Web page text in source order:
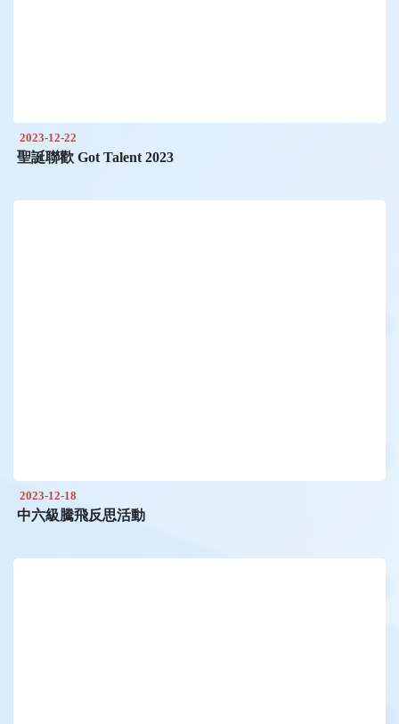
2023-12-22
聖誕聯歡 Got Talent 2023
2023-12-18
中六級騰飛反思活動